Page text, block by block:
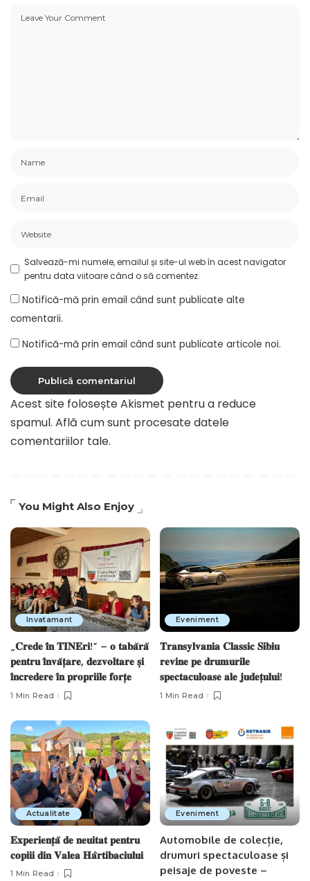
Salvează-mi numele, emailul și site-ul web în acest navigator
pentru data viitoare când o să comentez.
Notifică-mă prin email când sunt publicate alte
comentarii.
Notifică-mă prin email când sunt publicate articole noi.
Acest site folosește Akismet pentru a reduce
spamul. Află cum sunt procesate datele
comentariilor tale.
You Might Also Enjoy
Invatamant
„𝐂𝐫𝐞𝐝𝐞 𝐢̂𝐧 𝐓𝐈𝐍𝐄𝐫𝐢!” – 𝐨 𝐭𝐚𝐛𝐚̆𝐫𝐚̆
𝐩𝐞𝐧𝐭𝐫𝐮 𝐢̂𝐧𝐯𝐚̆𝐭̦𝐚𝐫𝐞, 𝐝𝐞𝐳𝐯𝐨𝐥𝐭𝐚𝐫𝐞 𝐬̦𝐢
𝐢̂𝐧𝐜𝐫𝐞𝐝𝐞𝐫𝐞 𝐢̂𝐧 𝐩𝐫𝐨𝐩𝐫𝐢𝐢𝐥𝐞 𝐟𝐨𝐫𝐭̦𝐞
1 Min Read
Eveniment
𝐓𝐫𝐚𝐧𝐬𝐲𝐥𝐯𝐚𝐧𝐢𝐚 𝐂𝐥𝐚𝐬𝐬𝐢𝐜 𝐒𝐢𝐛𝐢𝐮
𝐫𝐞𝐯𝐢𝐧𝐞 𝐩𝐞 𝐝𝐫𝐮𝐦𝐮𝐫𝐢𝐥𝐞
𝐬𝐩𝐞𝐜𝐭𝐚𝐜𝐮𝐥𝐨𝐚𝐬𝐞 𝐚𝐥𝐞 𝐣𝐮𝐝𝐞𝐭̦𝐮𝐥𝐮𝐢!
1 Min Read
Actualitate
𝐄𝐱𝐩𝐞𝐫𝐢𝐞𝐧𝐭̦𝐚̆ 𝐝𝐞 𝐧𝐞𝐮𝐢𝐭𝐚𝐭 𝐩𝐞𝐧𝐭𝐫𝐮
𝐜𝐨𝐩𝐢𝐢𝐢 𝐝𝐢𝐧 𝐕𝐚𝐥𝐞𝐚 𝐇𝐚̂𝐫𝐭𝐢𝐛𝐚𝐜𝐢𝐮𝐥𝐮𝐢
1 Min Read
Eveniment
Automobile de colecție,
drumuri spectaculoase și
peisaje de poveste –